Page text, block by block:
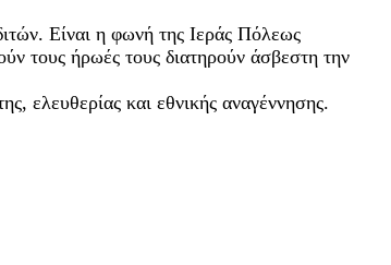
Είναι η φωνή της Ιεράς Πόλεως
τους ήρωές τους διατηρούν άσβεστη την
ελευθερίας και εθνικής αναγέννησης.